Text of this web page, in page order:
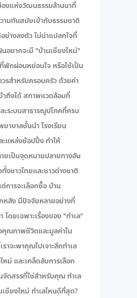
องแห่งวัฒนธรรมล้านนาที่
มทันสมัยเข้ากับธรรมชาติ
ย่างลงตัว ไม่น่าแปลกใจที่
อยากจะมี "บ้านเชียงใหม่"
พักผ่อนหย่อนใจ หรือใช้เป็น
รสำหรับครอบครัว ด้วยค่า
าถึงได้ สภาพแวดล้อมที่
ะระบบสาธารณูปโภคที่ครบ
ยาบาลชั้นนำ โรงเรียน
ะแหล่งช้อปปิ้ง ทำให้
ยเป็นจุดหมายปลายทางอัน
งชาวไทยและชาวต่างชาติ
การจะเลือกซื้อ บ้าน
หลัง มีปัจจัยหลายอย่างที่
ดยเฉพาะเรื่องของ "ทำเล"
คุณภาพชีวิตและมูลค่าใน
าจะพาคุณไปเจาะลึกทำเล
หม่ และเคล็ดลับการเลือก
จัดสรรที่ใช่สำหรับคุณ ทำเล
ชียงใหม่ ทำเลไหนดีที่สุด?